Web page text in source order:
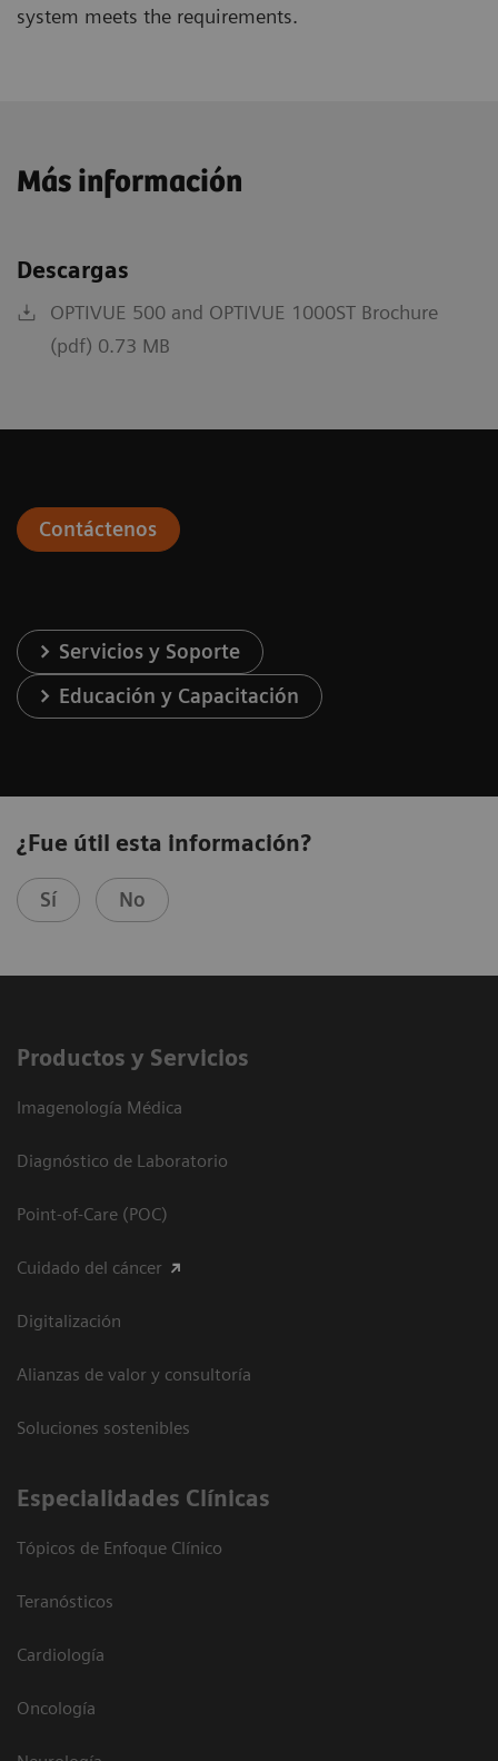
system meets the requirements.
Más información
Descargas
OPTIVUE 500 and OPTIVUE 1000ST Brochure
(pdf) 0.73 MB
Contáctenos
Servicios y Soporte
Educación y Capacitación
¿Fue útil esta información?
Sí No
Productos y Servicios
Imagenología Médica
Diagnóstico de Laboratorio
Point-of-Care (POC)
Cuidado del cáncer
Digitalización
Alianzas de valor y consultoría
Soluciones sostenibles
Especialidades Clínicas
Tópicos de Enfoque Clínico
Teranósticos
Cardiología
Oncología